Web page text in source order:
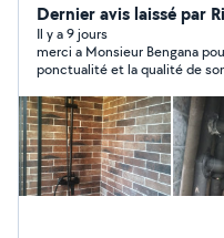
-Évier cuisine - baignoire - douche Robinet -mitigeur -
chauffe eau / alimentation machine a laver - cuivre -pvc -
PER - multicouche - évacuation -
d'eau Débouchage WC - évier
baignoire - douche
Dernier avis laissé par
Il y a 9 jours
merci a Monsieur Bengana
ponctualité et la qualité de
hésitation !